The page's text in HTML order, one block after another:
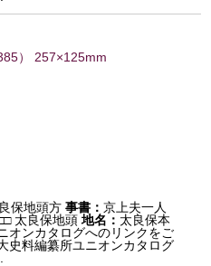
） 257×125mm
保地頭方 事書：京上夫一人
太良保地頭 地名： 太良保本
オンカタログへのリンクをご
大史料編纂所ユニオンカタログ